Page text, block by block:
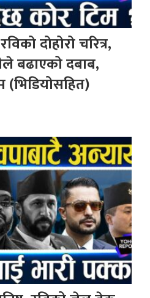
दोहोरो चरित्र,
बढाएको दबाब,